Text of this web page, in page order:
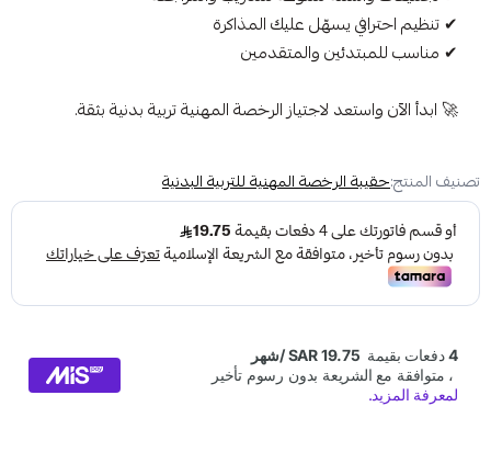
✔ تنظيم احترافي يسهّل عليك المذاكرة
✔ مناسب للمبتدئين والمتقدمين
🚀 ابدأ الآن واستعد لاجتياز الرخصة المهنية تربية بدنية بثقة.
تصنيف المنتج:حقيبة الرخصة المهنية للتربية البدنية